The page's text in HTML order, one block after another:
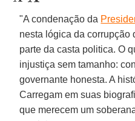
"A condenação da
nesta lógica da corrupção
parte da casta politica. O
injustiça sem tamanho:
governante honesta. A
Carregam em suas
que merecem um